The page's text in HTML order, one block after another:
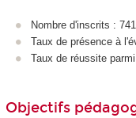
Nombre d'inscrits : 741
Taux de présence à
Taux de réussite
Objectifs